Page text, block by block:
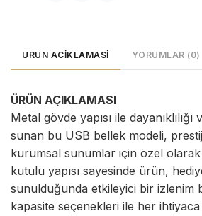
URUN ACIKLAMASI YORUMLAR (0)
ÜRÜN AÇIKLAMASI
Metal gövde yapısı ile dayanıklılığı
sunan bu USB bellek modeli,
kurumsal sunumlar için özel olarak
kutulu yapısı sayesinde ürün,
sunulduğunda etkileyici bir izlenim
kapasite seçenekleri ile her